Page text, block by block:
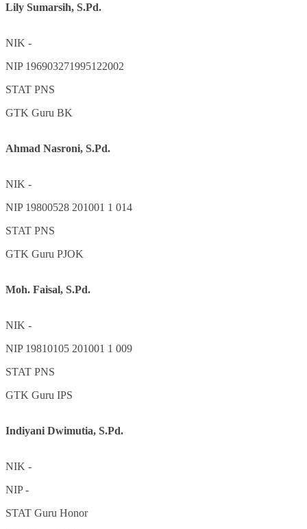
Lily Sumarsih, S.Pd.
NIK -
NIP 196903271995122002
STAT PNS
GTK Guru BK
Ahmad Nasroni, S.Pd.
NIK -
NIP 19800528 201001 1 014
STAT PNS
GTK Guru PJOK
Moh. Faisal, S.Pd.
NIK -
NIP 19810105 201001 1 009
STAT PNS
GTK Guru IPS
Indiyani Dwimutia, S.Pd.
NIK -
NIP-
STAT Guru Honor